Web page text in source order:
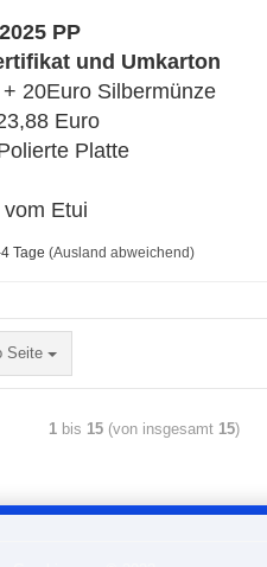
PP
und Umkarton
20Euro Silbermünze
Euro
Platte
Etui
Tage (Ausland abweichend)
Seite
1bis 15(von insgesamt 15)